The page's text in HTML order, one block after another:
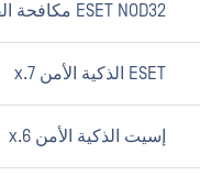
ESET NOD32 مكافحة الفيروسات 5.x
ESET الذكية الأمن 7.x
إسيت الذكية الأمن 6.x